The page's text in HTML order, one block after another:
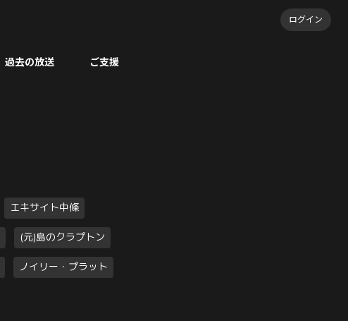
ログイン
過去の放送 ご支援
エキサイト中條
(元)島のクラプトン
ノイリー・プラット